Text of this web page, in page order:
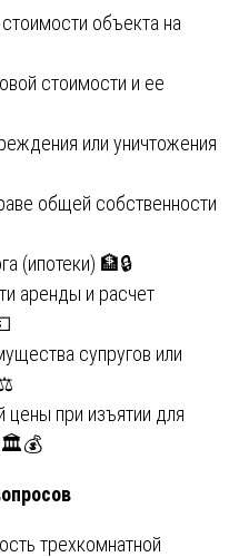
объекта на
стоимости и ее
или уничтожения
общей собственности
(ипотеки) 🏦🔒
аренды и расчет
супругов или
цены при изъятии для
🏛️💰
трехкомнатной